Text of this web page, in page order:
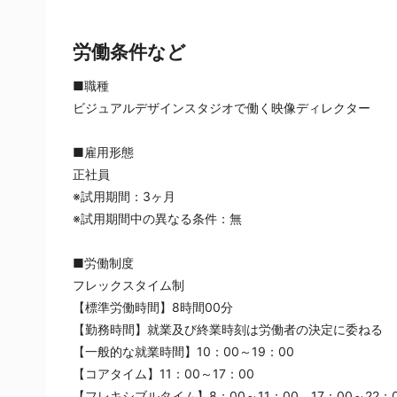
労働条件など
■職種
ビジュアルデザインスタジオで働く映像ディレクター
■雇用形態
正社員
※試用期間：3ヶ月
※試用期間中の異なる条件：無
■労働制度
フレックスタイム制
【標準労働時間】8時間00分
【勤務時間】就業及び終業時刻は労働者の決定に委ねる
【一般的な就業時間】10：00～19：00
【コアタイム】11：00～17：00